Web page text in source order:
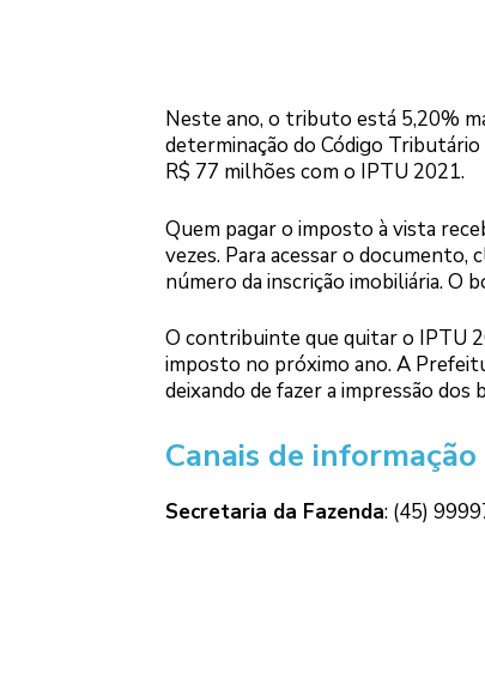
Neste ano, o tributo está 5,20%
determinação do Código
R$ 77 milhões com o IPTU 2021.
Quem pagar o imposto à vista
vezes. Para acessar o documento,
número da inscrição imobiliária. O
O contribuinte que quitar o IPTU
imposto no próximo ano. A
deixando de fazer a impressão
Canais de
Secretaria da Fazenda: (45)